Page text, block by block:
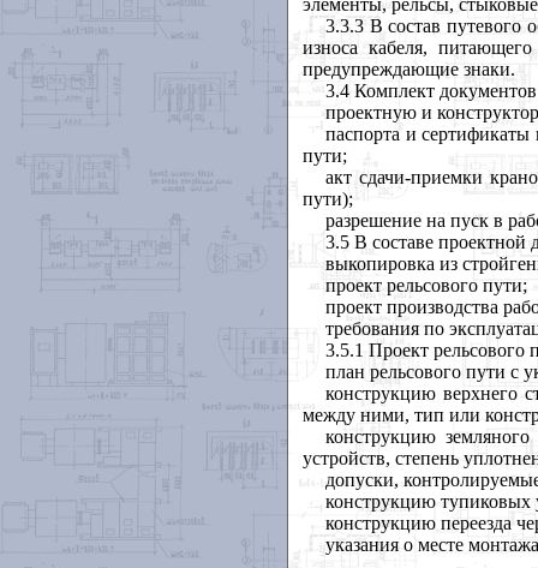
элементы, рельсы,
3.3.3 В состав путевого
износа кабеля,
предупреждающие знаки.
3.4 Комплект
проектную и
паспорта и
пути;
акт сдачи-приемки
пути);
разрешение на пуск в
3.5 В составе проектной
выкопировка из
проект рельсового пути;
проект производства
требования по
3.5.1 Проект рельсового
план рельсового пути с
конструкцию верхнего
между ними, тип или
конструкцию
устройств, степень
допуски,
конструкцию тупиковых
конструкцию переезда
указания о месте